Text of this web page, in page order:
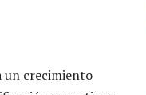
un crecimiento